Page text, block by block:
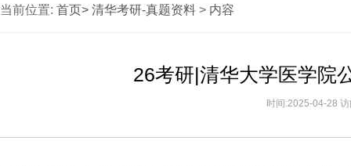
当前位置: 首页> 清华考研-真题资料 > 内容
26考研|清华大学医学院
时间:2025-04-28